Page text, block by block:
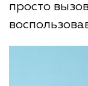
просто